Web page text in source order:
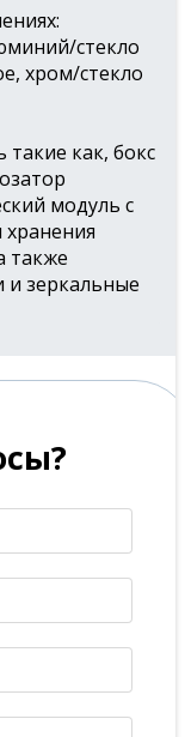
стекло
хром/стекло
как, бокс
модуль с
также
и зеркальные